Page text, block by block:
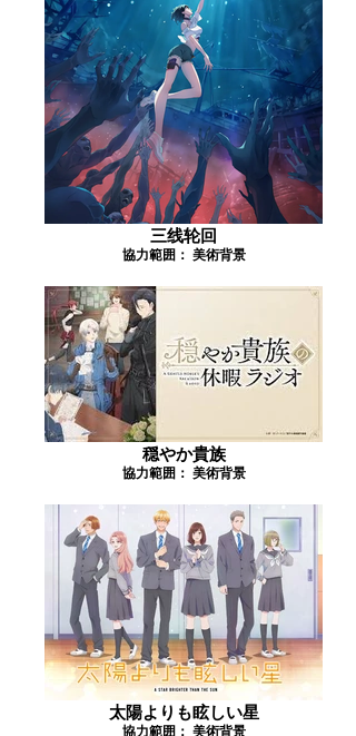
三线轮回
協力範囲： 美術背景
穏やか貴族
協力範囲： 美術背景
太陽よりも眩しい星
協力範囲： 美術背景